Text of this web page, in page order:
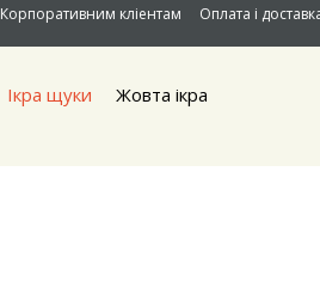
Корпоративним кліентам Оплата і
Iкра щуки
Жовта iкра